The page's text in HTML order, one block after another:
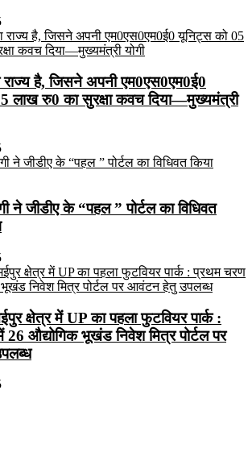
राज्य है, जिसने अपनी एम0एस0एम0ई0
लाख रु0 का सुरक्षा कवच दिया—मुख्यमंत्री
ने जीडीए के “पहल ” पोर्टल का विधिवत
क्षेत्र में UP का पहला फुटवियर पार्क :
औद्योगिक भूखंड निवेश मित्र पोर्टल पर